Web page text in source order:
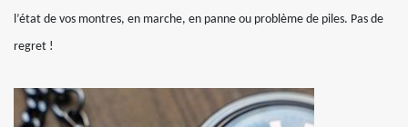
l’état de vos montres, en marche, en panne ou problème de piles. Pas de
regret !